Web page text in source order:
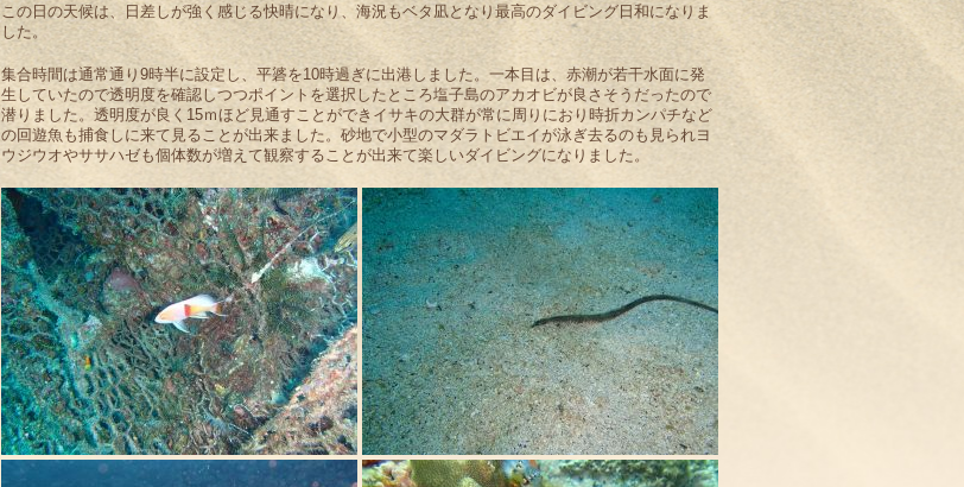
この日の天候は、日差しが強く感じる快晴になり、海況もベタ凪となり最高のダイビング日和になりま
した。
集合時間は通常通り9時半に設定し、平碆を10時過ぎに出港しました。一本目は、赤潮が若干水面に発
生していたので透明度を確認しつつポイントを選択したところ塩子島のアカオビが良さそうだったので
潜りました。透明度が良く15ｍほど見通すことができイサキの大群が常に周りにおり時折カンパチなど
の回遊魚も捕食しに来て見ることが出来ました。砂地で小型のマダラトビエイが泳ぎ去るのも見られヨ
ウジウオやササハゼも個体数が増えて観察することが出来て楽しいダイビングになりました。